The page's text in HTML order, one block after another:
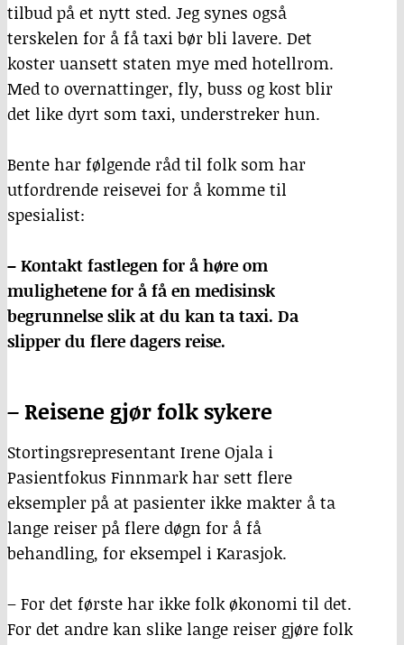
tilbud på et nytt sted. Jeg synes også
terskelen for å få taxi bør bli lavere. Det
koster uansett staten mye med hotellrom.
Med to overnattinger, fly, buss og kost blir
det like dyrt som taxi, understreker hun.
Bente har følgende råd til folk som har
utfordrende reisevei for å komme til
spesialist:
– Kontakt fastlegen for å høre om
mulighetene for å få en medisinsk
begrunnelse slik at du kan ta taxi. Da
slipper du flere dagers reise.
– Reisene gjør folk sykere
Stortingsrepresentant Irene Ojala i
Pasientfokus Finnmark har sett flere
eksempler på at pasienter ikke makter å ta
lange reiser på flere døgn for å få
behandling, for eksempel i Karasjok.
– For det første har ikke folk økonomi til det.
For det andre kan slike lange reiser gjøre folk